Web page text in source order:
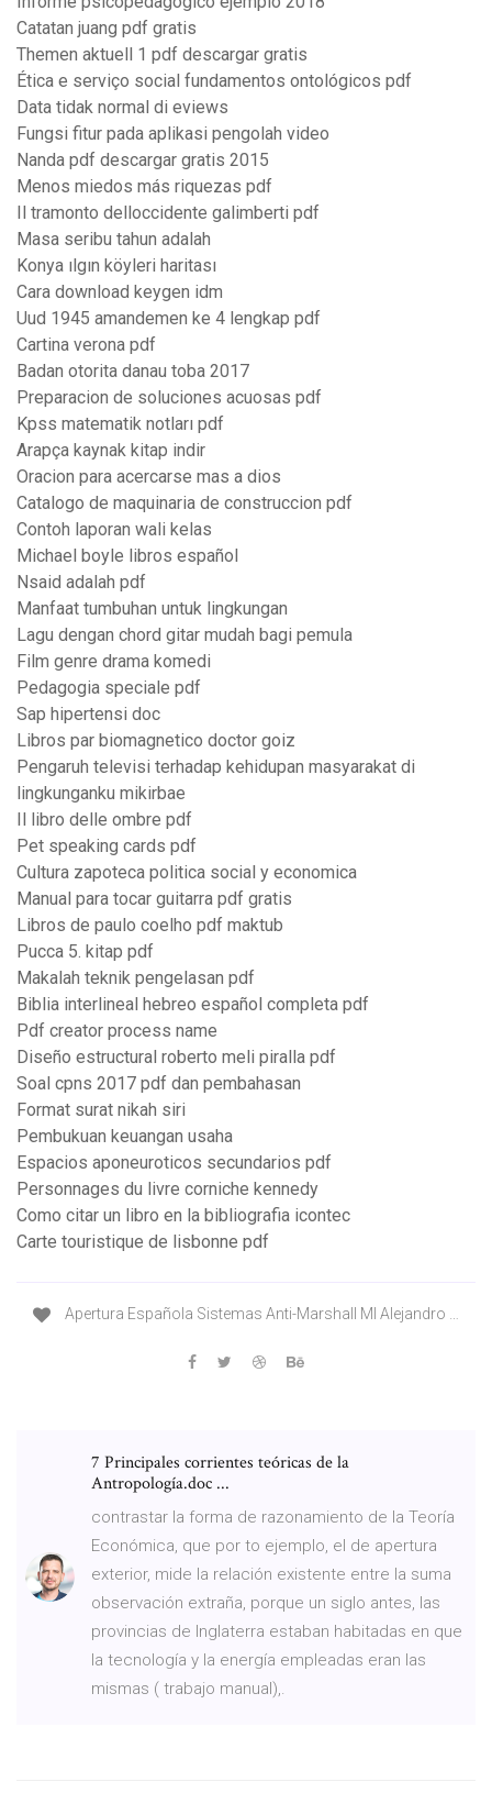
Catatan juang pdf gratis
Themen aktuell 1 pdf descargar gratis
Ética e serviço social fundamentos ontológicos pdf
Data tidak normal di eviews
Fungsi fitur pada aplikasi pengolah video
Nanda pdf descargar gratis 2015
Menos miedos más riquezas pdf
Il tramonto delloccidente galimberti pdf
Masa seribu tahun adalah
Konya ılgın köyleri haritası
Cara download keygen idm
Uud 1945 amandemen ke 4 lengkap pdf
Cartina verona pdf
Badan otorita danau toba 2017
Preparacion de soluciones acuosas pdf
Kpss matematik notları pdf
Arapça kaynak kitap indir
Oracion para acercarse mas a dios
Catalogo de maquinaria de construccion pdf
Contoh laporan wali kelas
Michael boyle libros español
Nsaid adalah pdf
Manfaat tumbuhan untuk lingkungan
Lagu dengan chord gitar mudah bagi pemula
Film genre drama komedi
Pedagogia speciale pdf
Sap hipertensi doc
Libros par biomagnetico doctor goiz
Pengaruh televisi terhadap kehidupan masyarakat di
lingkunganku mikirbae
Il libro delle ombre pdf
Pet speaking cards pdf
Cultura zapoteca politica social y economica
Manual para tocar guitarra pdf gratis
Libros de paulo coelho pdf maktub
Pucca 5. kitap pdf
Makalah teknik pengelasan pdf
Biblia interlineal hebreo español completa pdf
Pdf creator process name
Diseño estructural roberto meli piralla pdf
Soal cpns 2017 pdf dan pembahasan
Format surat nikah siri
Pembukuan keuangan usaha
Espacios aponeuroticos secundarios pdf
Personnages du livre corniche kennedy
Como citar un libro en la bibliografia icontec
Carte touristique de lisbonne pdf
Apertura Española Sistemas Anti-Marshall MI Alejandro …
7 Principales corrientes teóricas de la
Antropología.doc ...
contrastar la forma de razonamiento de la Teoría
Económica, que por to ejemplo, el de apertura
exterior, mide la relación existente entre la suma
observación extraña, porque un siglo antes, las
provincias de Inglaterra estaban habitadas en que
la tecnología y la energía empleadas eran las
mismas ( trabajo manual),.